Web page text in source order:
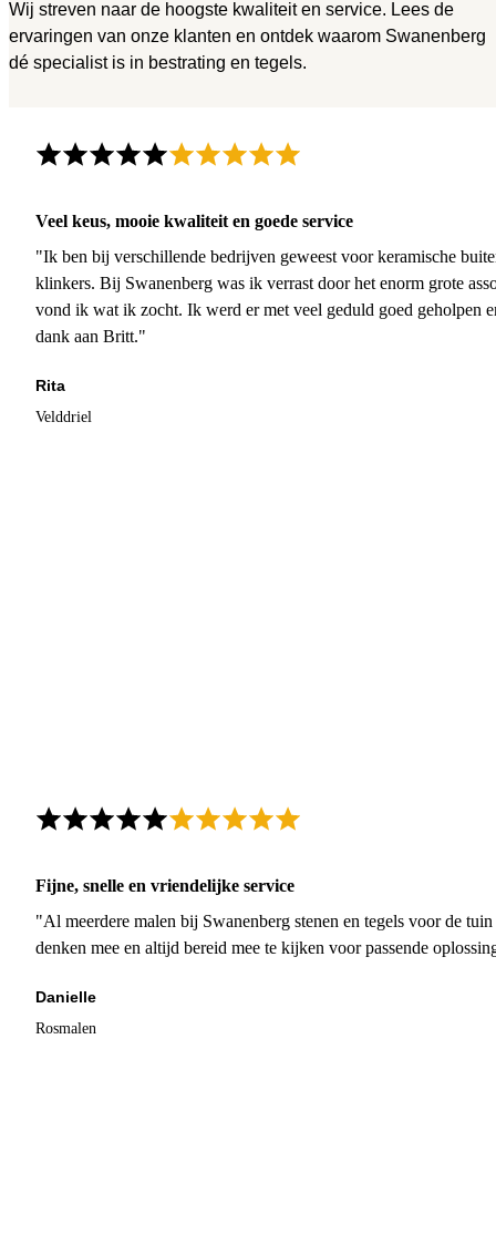
Wij streven naar de hoogste kwaliteit en service. Lees de
ervaringen van onze klanten en ontdek waarom Swanenberg
dé specialist is in bestrating en tegels.
Veel keus, mooie kwaliteit en goede service
"Ik ben bij verschillende bedrijven geweest voor keramische
klinkers. Bij Swanenberg was ik verrast door het enorm grote
vond ik wat ik zocht. Ik werd er met veel geduld goed geholpen
dank aan Britt."
Rita
Velddriel
Fijne, snelle en vriendelijke service
"Al meerdere malen bij Swanenberg stenen en tegels voor de
denken mee en altijd bereid mee te kijken voor passende
Danielle
Rosmalen